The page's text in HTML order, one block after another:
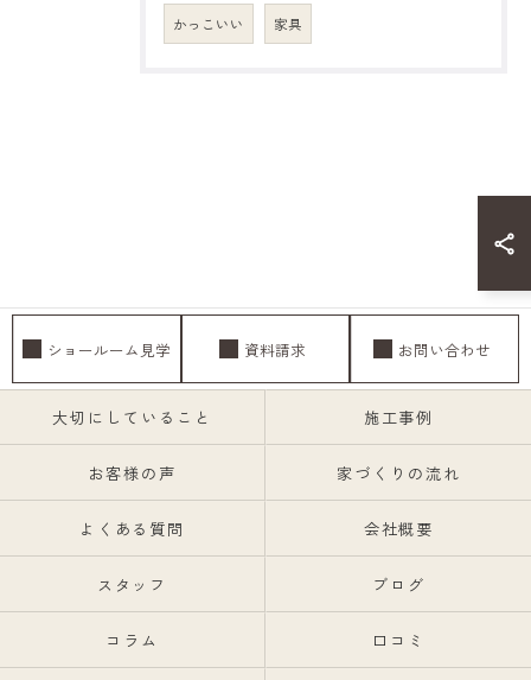
かっこいい 家具
ショールーム見学 資料請求 お問い合わせ
大切にしていること 施工事例
お客様の声 家づくりの流れ
よくある質問 会社概要
スタッフ ブログ
コラム 口コミ